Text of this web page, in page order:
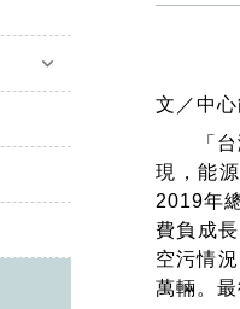
keyboard_arrow_down
文／中
「台灣
現，能
2019年
費負成
空污情
萬輛。